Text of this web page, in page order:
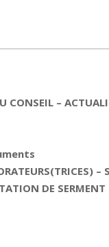
–
–
DE SERMENT